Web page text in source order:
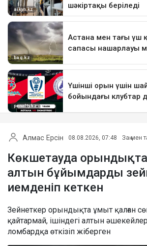
Алмас Ерсін 08.08.2026, 07:48 Заң мен
Көкшетауда
алтын бұйымдарды
иемденіп кеткен
Зейнеткер орындықта ұмыт қалған
қайтармай, ішіндегі алтын
ломбардқа өткізіп жіберген